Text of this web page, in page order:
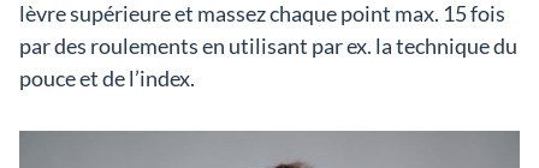
lèvre supérieure et massez chaque point max. 15 fois
par des roulements en utilisant par ex. la technique du
pouce et de l’index.